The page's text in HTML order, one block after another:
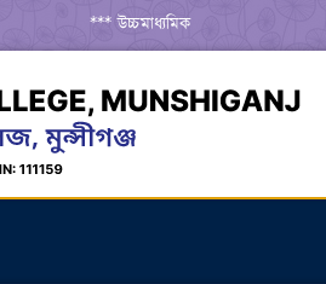
*** উচ্চমাধ্যমিক পরীক্ষার-২০২৬ এর
*** সরকারি কলেজের কর্মকর্তা,